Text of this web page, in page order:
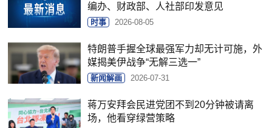
编办、财政部、人社部印发意见
时事 2026-08-05
特朗普手握全球最强军力却无计可施，外
媒揭美伊战争“无解三选一”
新闻解画 2026-07-31
蒋万安拜会民进党团不到20分钟被请离
场，他看穿绿营策略